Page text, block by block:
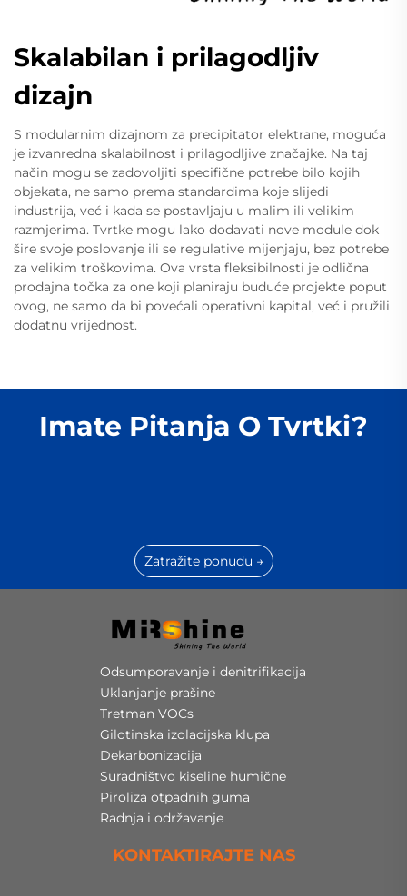
Skalabilan i prilagodljiv
dizajn
S modularnim dizajnom za precipitator elektrane, moguća
je izvanredna skalabilnost i prilagodljive značajke. Na taj
način mogu se zadovoljiti specifične potrebe bilo kojih
objekata, ne samo prema standardima koje slijedi
industrija, već i kada se postavljaju u malim ili velikim
razmjerima. Tvrtke mogu lako dodavati nove module dok
šire svoje poslovanje ili se regulative mijenjaju, bez potrebe
za velikim troškovima. Ova vrsta fleksibilnosti je odlična
prodajna točka za one koji planiraju buduće projekte poput
ovog, ne samo da bi povećali operativni kapital, već i pružili
dodatnu vrijednost.
Imate Pitanja O Tvrtki?
Zatražite ponudu →
Odsumporavanje i denitrifikacija
Uklanjanje prašine
Tretman VOCs
Gilotinska izolacijska klupa
Dekarbonizacija
Suradništvo kiseline humične
Piroliza otpadnih guma
Radnja i održavanje
KONTAKTIRAJTE NAS